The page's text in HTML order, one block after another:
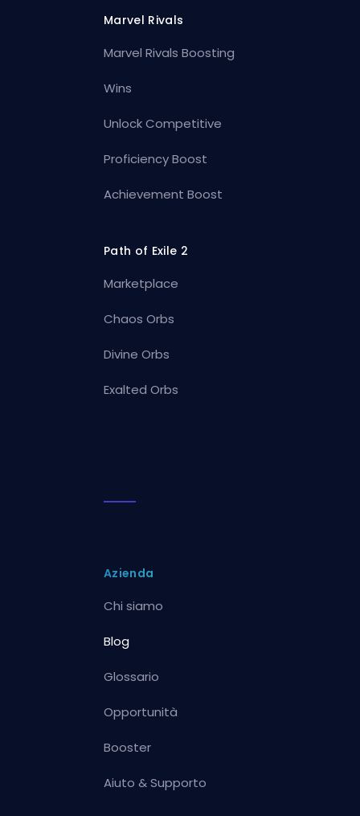
Marvel Rivals
Marvel Rivals Boosting
Wins
Unlock Competitive
Proficiency Boost
Achievement Boost
Path of Exile 2
Marketplace
Chaos Orbs
Divine Orbs
Exalted Orbs
Azienda
Chi siamo
Blog
Glossario
Opportunità
Booster
Aiuto & Supporto